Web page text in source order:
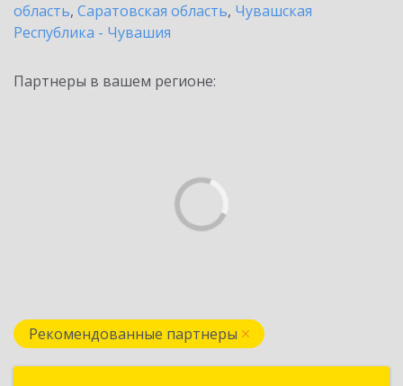
область, Саратовская область, Чувашская
Республика - Чувашия
Партнеры в вашем регионе:
Рекомендованные партнеры